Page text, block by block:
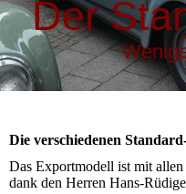
Der
Die verschiedenen
Das Exportmodell ist mit
dank den Herren Hans-